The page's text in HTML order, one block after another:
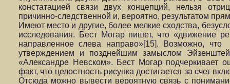
констатацией связи двух концепций, нельзя
причинно-следственной и, вероятно, результатом
Имеют место и другие, более мелкие сходства,
исследования. Бест Могар пишет, что «движение
направленное слева направо»[15]. Возможно, что
утверждением и позднейшим замыслом
«Александре Невском». Бест Могар подчеркивает
факт, что целостность рисунка достигается за счет
Отсюда можно вывести вероятную связь с